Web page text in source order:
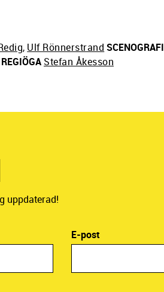
, Ulf Rönnerstrand SCENOGRAFI
Stefan Åkesson
uppdaterad!
E-post